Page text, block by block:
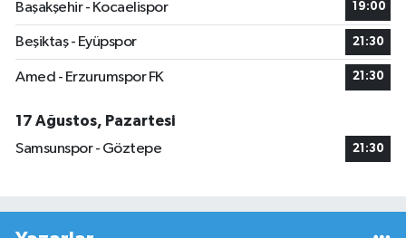
Başakşehir - Kocaelispor
19:00
Beşiktaş - Eyüpspor 21:30
Amed - Erzurumspor FK 21:30
17 Ağustos, Pazartesi
Samsunspor - Göztepe
21:30